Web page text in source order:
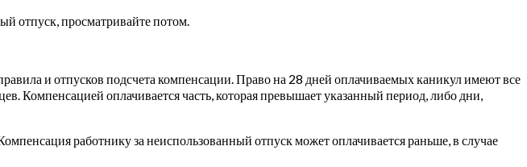
отпуск, просматривайте потом.
и отпусков подсчета компенсации. Право на 28 дней оплачиваемых каникул имеют все
Компенсацией оплачивается часть, которая превышает указанный период, либо дни,
работнику за неиспользованный отпуск может оплачивается раньше, в случае